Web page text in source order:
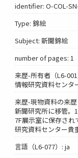
identifier: O-COL-
Type: 錦絵
Subject: 新聞錦絵
number of pages: 1
来歴-所有者（L6-
情報研究資料センタ
来歴-現物資料の来
新聞研究所に移管。
7F展示室に保存さ
研究資料センター貴
言語（L6-077）: ja